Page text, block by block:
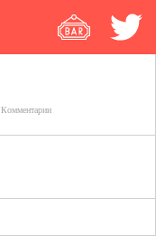
Комментарии